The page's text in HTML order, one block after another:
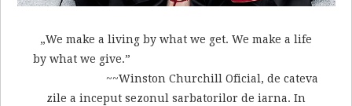
„We make a living by what we get. We make a life
by what we give.”
~~Winston Churchill Oficial, de cateva
zile a inceput sezonul sarbatorilor de iarna. In